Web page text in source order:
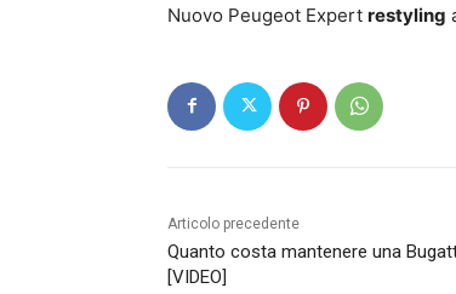
Nuovo Peugeot Expert restyling
Articolo precedente
Quanto costa mantenere una
[VIDEO]